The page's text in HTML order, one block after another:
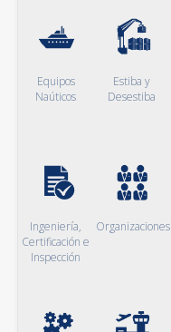
Equipos
Naúticos
Estiba y
Desestiba
Ingeniería,
Certificación e
Inspección
Organizaciones